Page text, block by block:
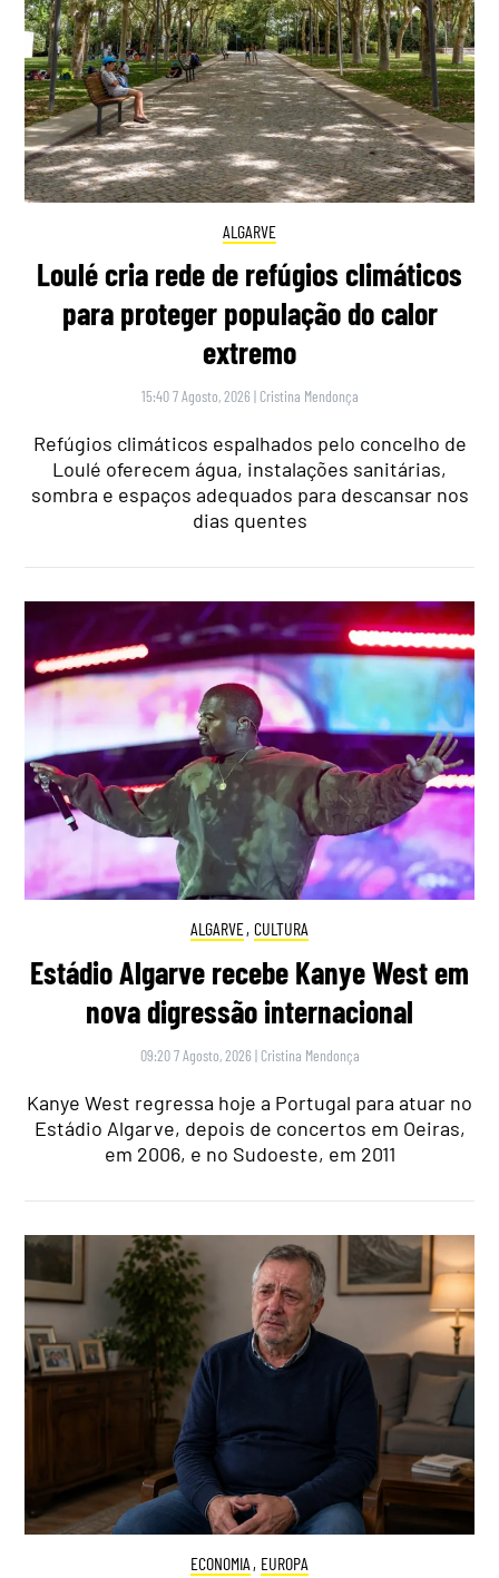
ALGARVE
Loulé cria rede de refúgios climáticos
para proteger população do calor
extremo
15:40 7 Agosto, 2026 | Cristina Mendonça
Refúgios climáticos espalhados pelo concelho de
Loulé oferecem água, instalações sanitárias,
sombra e espaços adequados para descansar nos
dias quentes
ALGARVE, CULTURA
Estádio Algarve recebe Kanye West em
nova digressão internacional
09:20 7 Agosto, 2026 | Cristina Mendonça
Kanye West regressa hoje a Portugal para atuar no
Estádio Algarve, depois de concertos em Oeiras,
em 2006, e no Sudoeste, em 2011
ECONOMIA , EUROPA